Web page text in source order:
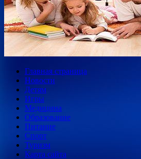
Главная страница
Новости
Детям
Игры
Медицина
Образование
Питание
Спорт
Туризм
Карта сайта